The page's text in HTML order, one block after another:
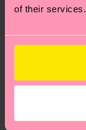
of their services.